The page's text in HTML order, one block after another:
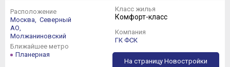
Расположение
Москва, Северный
АО,
Молжаниновский
Ближайшее метро
Планерная
Класс жилья
Комфорт-класс
Компания
ГК ФСК
На страницу Новостройки